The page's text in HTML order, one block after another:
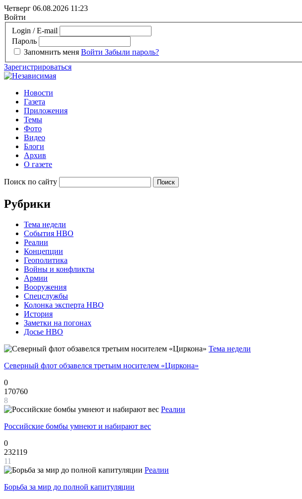
Четверг 06.08.2026 11:23
Войти
Login / E-mail
Пароль
Запомнить меня Войти Забыли пароль?
Зарегистрироваться
Новости
Газета
Приложения
Темы
Фото
Видео
Блоги
Архив
О газете
Поиск по сайту
Рубрики
Тема недели
События НВО
Реалии
Концепции
Геополитика
Войны и конфликты
Армии
Вооружения
Спецслужбы
Колонка эксперта НВО
История
Заметки на погонах
Досье НВО
Тема недели
Северный флот обзавелся третьим носителем «Циркона»
0
170760
8
Реалии
Российские бомбы умнеют и набирают вес
0
232119
11
Реалии
Борьба за мир до полной капитуляции